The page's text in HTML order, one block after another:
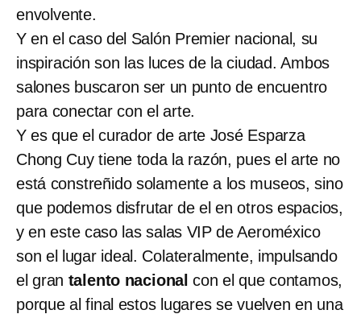
envolvente.
Y en el caso del Salón Premier nacional, su
inspiración son las luces de la ciudad. Ambos
salones buscaron ser un punto de encuentro
para conectar con el arte.
Y es que el curador de arte José Esparza
Chong Cuy tiene toda la razón, pues el arte no
está constreñido solamente a los museos, sino
que podemos disfrutar de el en otros espacios,
y en este caso las salas VIP de Aeroméxico
son el lugar ideal. Colateralmente, impulsando
el gran talento nacionalcon el que contamos,
porque al final estos lugares se vuelven en una